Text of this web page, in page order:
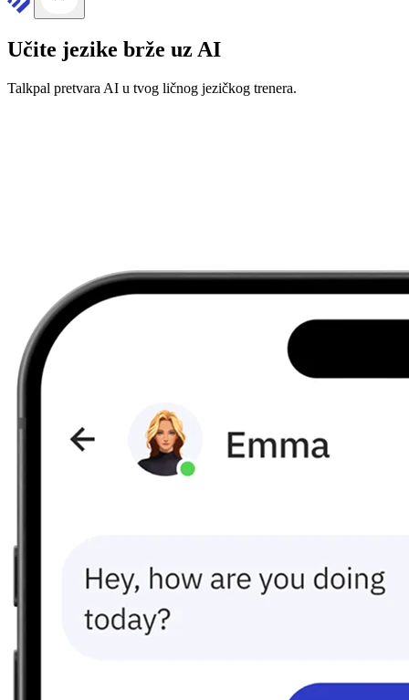
Učite jezike brže uz AI
Talkpal pretvara AI u tvog ličnog jezičkog trenera.